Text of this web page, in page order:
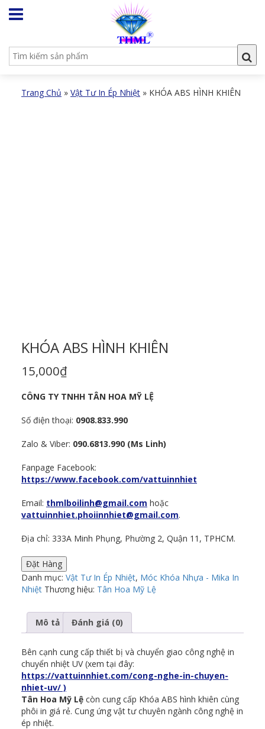
Trang Chủ » Vật Tư In Ép Nhiệt » KHÓA ABS HÌNH KHIÊN
KHÓA ABS HÌNH KHIÊN
15,000₫
CÔNG TY TNHH TÂN HOA MỸ LỆ
Số điện thoại: 0908.833.990
Zalo & Viber: 090.6813.990 (Ms Linh)
Fanpage Facebook:
https://www.facebook.com/vattuinnhiet
Email: thmlboilinh@gmail.com hoặc
vattuinnhiet.phoiinnhiet@gmail.com.
Địa chỉ: 333A Minh Phụng, Phường 2, Quận 11, TPHCM.
Đặt Hàng
Danh mục: Vật Tư In Ép Nhiệt, Móc Khóa Nhựa - Mika In
Nhiệt Thương hiệu: Tân Hoa Mỹ Lệ
Mô tả Đánh giá (0)
Bên cạnh cung cấp thiết bị và chuyển giao công nghệ in
chuyển nhiệt UV (xem tại đây:
https://vattuinnhiet.com/cong-nghe-in-chuyen-
nhiet-uv/ )
Tân Hoa Mỹ Lệ còn cung cấp Khóa ABS hình khiên cùng
phôi in giá rẻ. Cung ứng vật tư chuyên ngành công nghệ in
ép nhiệt.